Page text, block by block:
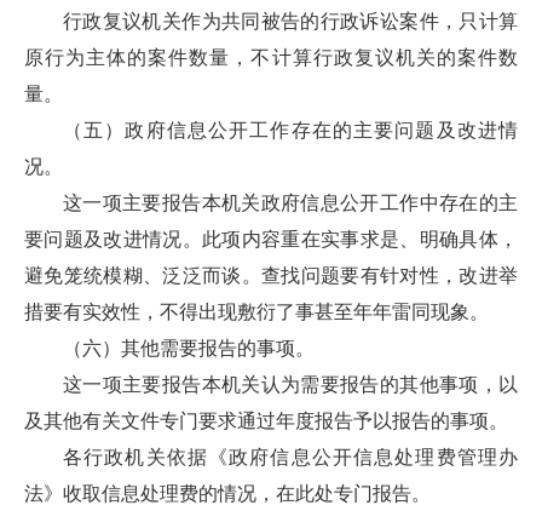
行政复议机关作为共同被告的行政诉讼案件，只计算
原行为主体的案件数量，不计算行政复议机关的案件数
量。
（五）政府信息公开工作存在的主要问题及改进情
况。
这一项主要报告本机关政府信息公开工作中存在的主
要问题及改进情况。此项内容重在实事求是、明确具体，
避免笼统模糊、泛泛而谈。查找问题要有针对性，改进举
措要有实效性，不得出现敷衍了事甚至年年雷同现象。
（六）其他需要报告的事项。
这一项主要报告本机关认为需要报告的其他事项，以
及其他有关文件专门要求通过年度报告予以报告的事项。
各行政机关依据《政府信息公开信息处理费管理办
法》收取信息处理费的情况，在此处专门报告。